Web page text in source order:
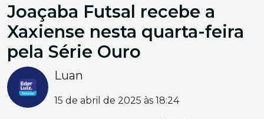
Joaçaba Futsal recebe a
Xaxiense nesta quarta-feira
pela Série Ouro
Luan
15 de abril de 2025 às 18:24